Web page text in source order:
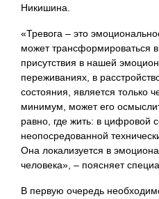
Никишина.
«Тревога – это
может трансформироваться
присутствия в нашей
переживаниях, в
состояния, является только
минимум, может его
равно, где жить: в цифровой
неопосредованной
Она локализуется в
человека», – поясняет
В первую очередь